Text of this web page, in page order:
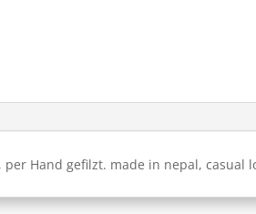
per Hand gefilzt. made in nepal,